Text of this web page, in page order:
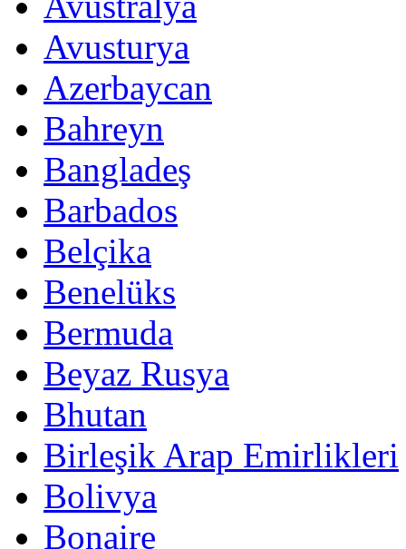
Avusturya
Azerbaycan
Bahreyn
Bangladeş
Barbados
Belçika
Benelüks
Bermuda
Beyaz Rusya
Bhutan
Birleşik Arap Emirlikleri
Bolivya
Bonaire